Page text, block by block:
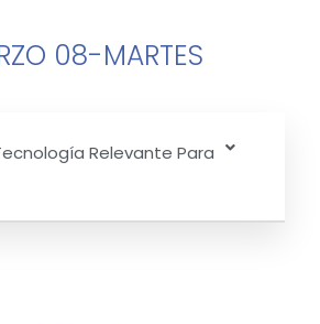
08-MARTES
Relevante Para